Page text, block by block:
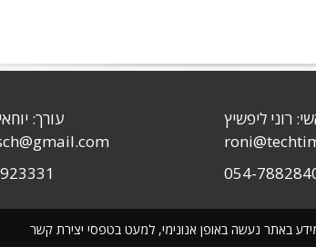
באתר נעשה באופן אנונימי, למעט בטפסי יצירת קשר
רוני ליפשיץ
054-
עורך: